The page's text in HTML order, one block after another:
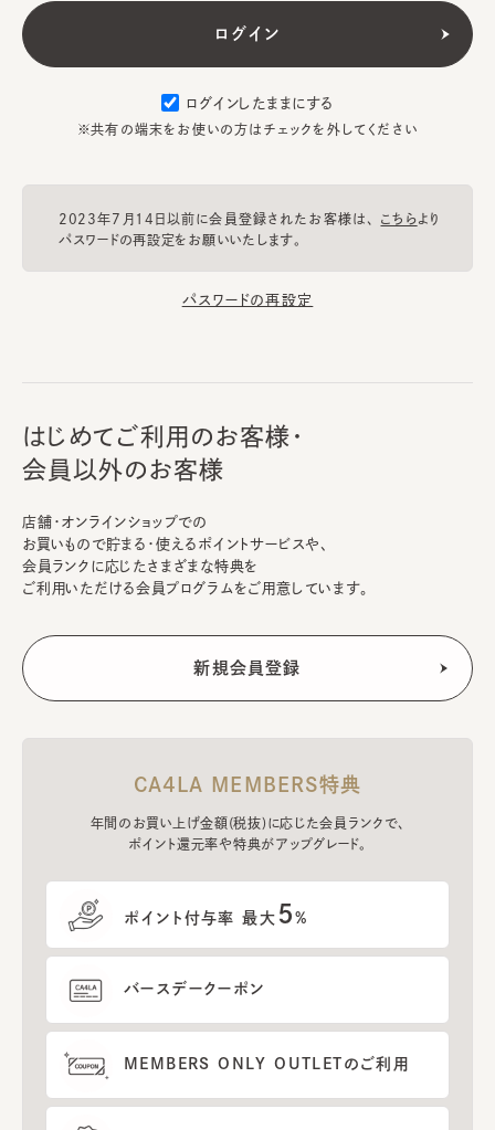
ログインしたままにする
※共有の端末をお使いの方はチェックを外してください
2023年7月14日以前に会員登録されたお客様は、 こちらより
パスワードの再設定をお願いいたします。
パスワードの再設定
はじめてご利用のお客様・
会員以外のお客様
店舗・オンラインショップでの
お買いもので貯まる・使えるポイントサービスや、
会員ランクに応じたさまざまな特典を
ご利用いただける会員プログラムをご用意しています。
CA4LA MEMBERS特典
年間のお買い上げ金額(税抜)に応じた会員ランクで、
ポイント還元率や特典がアップグレード。
ポイント付与率 最大 5%
バースデークーポン
MEMBERS ONLY OUTLETのご利用